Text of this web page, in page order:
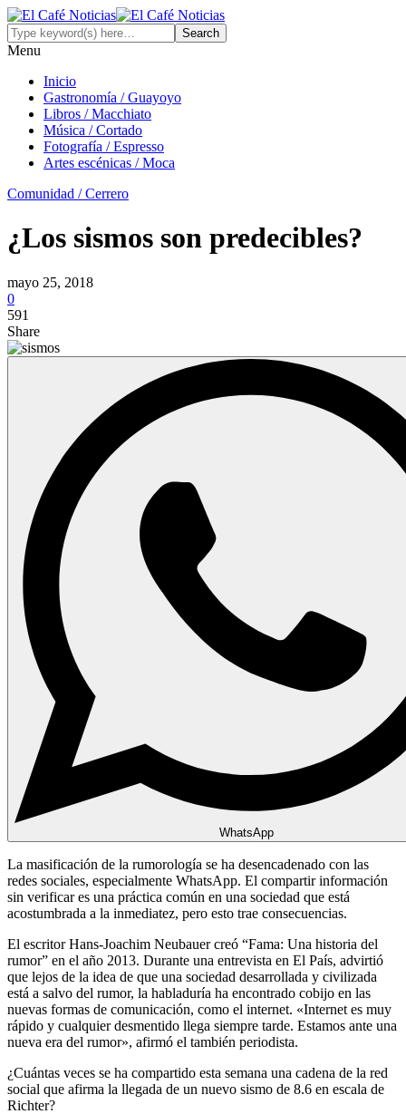
Menu
Inicio
Gastronomía / Guayoyo
Libros / Macchiato
Música / Cortado
Fotografía / Espresso
Artes escénicas / Moca
Comunidad / Cerrero
¿Los sismos son predecibles?
mayo 25, 2018
0
591
Share
WhatsApp
La masificación de la rumorología se ha desencadenado con las
redes sociales, especialmente WhatsApp. El compartir información
sin verificar es una práctica común en una sociedad que está
acostumbrada a la inmediatez, pero esto trae consecuencias.
El escritor Hans-Joachim Neubauer creó “Fama: Una historia del
rumor” en el año 2013. Durante una entrevista en El País, advirtió
que lejos de la idea de que una sociedad desarrollada y civilizada
está a salvo del rumor, la habladuría ha encontrado cobijo en las
nuevas formas de comunicación, como el internet. «Internet es muy
rápido y cualquier desmentido llega siempre tarde. Estamos ante una
nueva era del rumor», afirmó el también periodista.
¿Cuántas veces se ha compartido esta semana una cadena de la red
social que afirma la llegada de un nuevo sismo de 8.6 en escala de
Richter?